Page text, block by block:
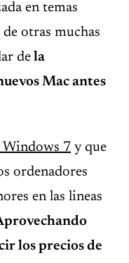
en temas
de otras muchas
de la
Mac antes
7 y que
ordenadores
en las lineas
los precios de